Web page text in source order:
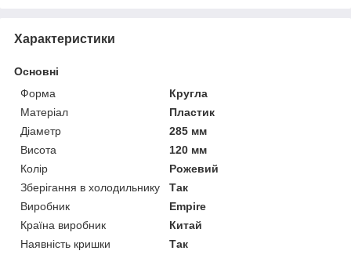
Характеристики
Основні
Форма
Кругла
Матеріал
Пластик
Діаметр
285 мм
Висота
120 мм
Колір
Рожевий
Зберігання в холодильнику
Так
Виробник
Empire
Країна виробник
Китай
Наявність кришки
Так